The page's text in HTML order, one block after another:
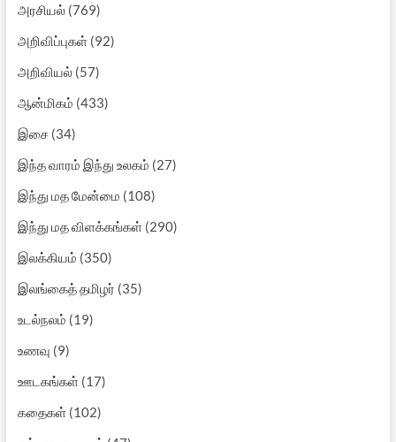
அரசியல்(769)
அறிவிப்புகள்(92)
அறிவியல்(57)
ஆன்மிகம் (433)
இசை(34)
இந்த வாரம் இந்து உலகம் (27)
இந்து மத மேன்மை (108)
இந்து மத விளக்கங்கள்(290)
இலக்கியம் (350)
இலங்கைத் தமிழர் (35)
உடல்நலம் (19)
உணவு (9)
ஊடகங்கள்(17)
கதைகள்(102)